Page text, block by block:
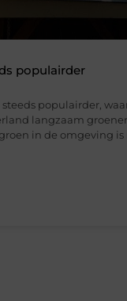
populairder
populairder,
langzaam
in de omgeving